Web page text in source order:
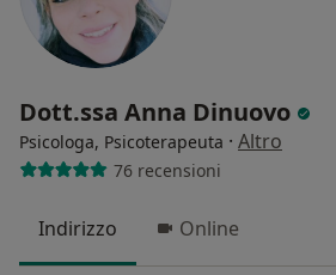
Dott.ssa Anna Dinuovo
Psicologa, Psicoterapeuta · Altro
76 recensioni
Indirizzo Online